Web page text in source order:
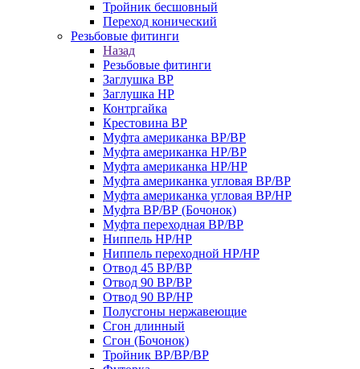
Тройник бесшовный
Переход конический
Резьбовые фитинги
Назад
Резьбовые фитинги
Заглушка ВР
Заглушка НР
Контргайка
Крестовина ВР
Муфта американка ВР/ВР
Муфта американка НР/ВР
Муфта американка НР/НР
Муфта американка угловая ВР/ВР
Муфта американка угловая ВР/НР
Муфта ВР/ВР (Бочонок)
Муфта переходная ВР/ВР
Ниппель НР/НР
Ниппель переходной НР/НР
Отвод 45 ВР/ВР
Отвод 90 ВР/ВР
Отвод 90 ВР/НР
Полусгоны нержавеющие
Сгон длинный
Сгон (Бочонок)
Тройник ВР/ВР/ВР